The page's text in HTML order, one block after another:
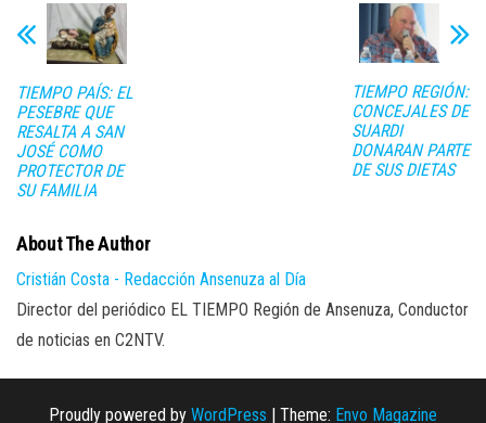
TIEMPO PAÍS: EL
PESEBRE QUE
RESALTA A SAN
JOSÉ COMO
PROTECTOR DE
SU FAMILIA
TIEMPO REGIÓN:
CONCEJALES DE
SUARDI
DONARAN PARTE
DE SUS DIETAS
About The Author
Cristián Costa - Redacción Ansenuza al Día
Director del periódico EL TIEMPO Región de Ansenuza, Conductor
de noticias en C2NTV.
Proudly powered by WordPress | Theme: Envo Magazine